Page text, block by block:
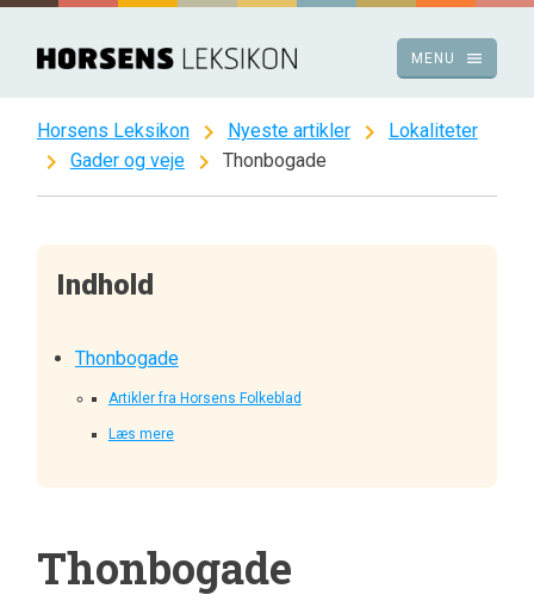
Spring
indhold
menu
MENU
Horsens Leksikon chevron_right Nyeste artikler chevron_right Lokaliteter
chevron_right Gader og veje chevron_right Thonbogade
Indhold
Thonbogade
Artikler fra Horsens Folkeblad
Læs mere
Thonbogade